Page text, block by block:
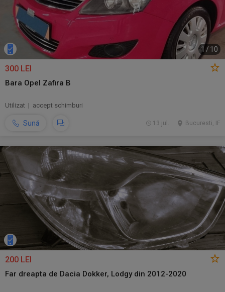
1 / 10
300 LEI
Bara Opel Zafira B
Utilizat | accept schimburi
Sună Bucuresti, IF
13 jul.
200 LEI
Far dreapta de Dacia Dokker, Lodgy din 2012-2020